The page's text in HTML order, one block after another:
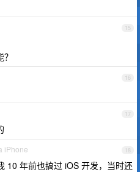
15
16
17
18
iPhone
10 年前也搞过 iOS 开发，当时还